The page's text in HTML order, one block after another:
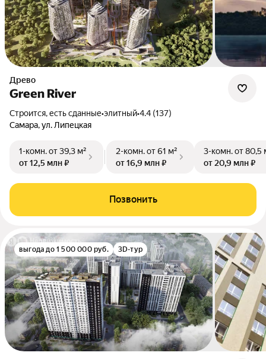
Древо
Green River
Строится, есть сданные•элитный•4.4 (137)
Самара, ул. Липецкая
1-комн.от 39,3 м²
от 12,5 млн ₽
2-комн.от 61 м²
от 16,9 млн ₽
3-комн.от 80,5
от 20,9 млн ₽
Позвонить
выгода до 1 500 000 руб. 3D-тур